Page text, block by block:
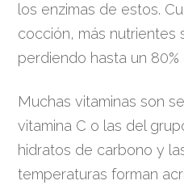
los enzimas de estos.
cocción, más nutrientes
perdiendo hasta un
Muchas vitaminas son
vitamina C o las del
hidratos de carbono y
temperaturas forman